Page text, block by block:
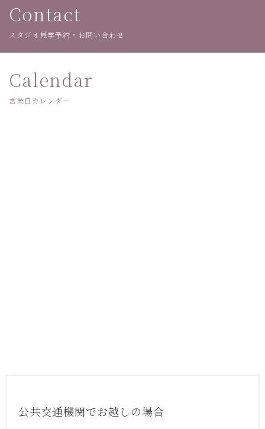
Contact
スタジオ見学予約・お問い合わせ
Calendar
営業日カレンダー
公共交通機関でお越しの場合